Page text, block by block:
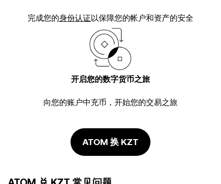
完成您的身份认证以保障您的帐户和资产的安全
开启您的数字货币之旅
向您的账户中充币，开始您的交易之旅
ATOM 换 KZT